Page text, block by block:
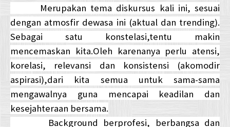
Merupakan tema diskursus kali ini, sesuai
dengan atmosfir dewasa ini (aktual dan trending).
Sebagai satu konstelasi,tentu makin
mencemaskan kita.Oleh karenanya perlu atensi,
korelasi, relevansi dan konsistensi (akomodir
aspirasi),dari kita semua untuk sama-sama
mengawalnya guna mencapai keadilan dan
kesejahteraan bersama.
Background berprofesi, berbangsa dan